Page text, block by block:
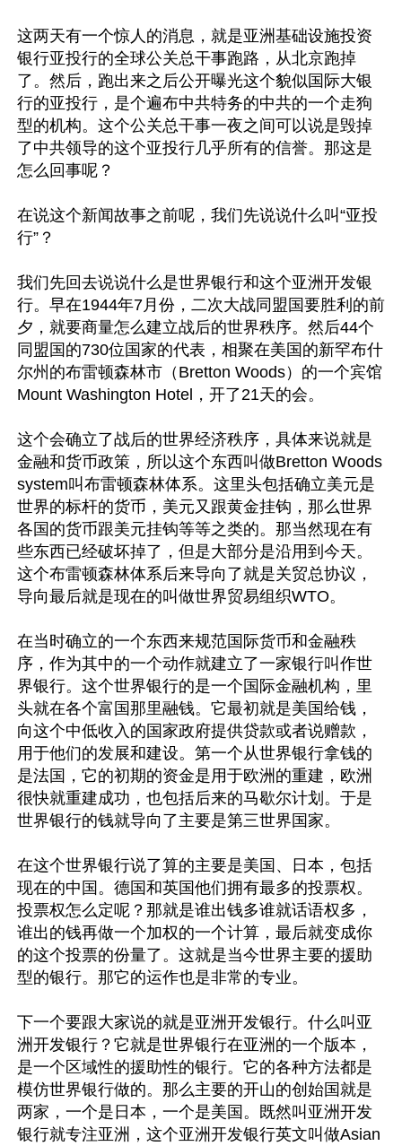
这两天有一个惊人的消息，就是亚洲基础设施投资
银行亚投行的全球公关总干事跑路，从北京跑掉
了。然后，跑出来之后公开曝光这个貌似国际大银
行的亚投行，是个遍布中共特务的中共的一个走狗
型的机构。这个公关总干事一夜之间可以说是毁掉
了中共领导的这个亚投行几乎所有的信誉。那这是
怎么回事呢？
在说这个新闻故事之前呢，我们先说说什么叫“亚投
行”？
我们先回去说说什么是世界银行和这个亚洲开发银
行。早在1944年7月份，二次大战同盟国要胜利的前
夕，就要商量怎么建立战后的世界秩序。然后44个
同盟国的730位国家的代表，相聚在美国的新罕布什
尔州的布雷顿森林市（Bretton Woods）的一个宾馆
Mount Washington Hotel，开了21天的会。
这个会确立了战后的世界经济秩序，具体来说就是
金融和货币政策，所以这个东西叫做Bretton Woods
system叫布雷顿森林体系。这里头包括确立美元是
世界的标杆的货币，美元又跟黄金挂钩，那么世界
各国的货币跟美元挂钩等等之类的。那当然现在有
些东西已经破坏掉了，但是大部分是沿用到今天。
这个布雷顿森林体系后来导向了就是关贸总协议，
导向最后就是现在的叫做世界贸易组织WTO。
在当时确立的一个东西来规范国际货币和金融秩
序，作为其中的一个动作就建立了一家银行叫作世
界银行。这个世界银行的是一个国际金融机构，里
头就在各个富国那里融钱。它最初就是美国给钱，
向这个中低收入的国家政府提供贷款或者说赠款，
用于他们的发展和建设。第一个从世界银行拿钱的
是法国，它的初期的资金是用于欧洲的重建，欧洲
很快就重建成功，也包括后来的马歇尔计划。于是
世界银行的钱就导向了主要是第三世界国家。
在这个世界银行说了算的主要是美国、日本，包括
现在的中国。德国和英国他们拥有最多的投票权。
投票权怎么定呢？那就是谁出钱多谁就话语权多，
谁出的钱再做一个加权的一个计算，最后就变成你
的这个投票的份量了。这就是当今世界主要的援助
型的银行。那它的运作也是非常的专业。
下一个要跟大家说的就是亚洲开发银行。什么叫亚
洲开发银行？它就是世界银行在亚洲的一个版本，
是一个区域性的援助性的银行。它的各种方法都是
模仿世界银行做的。那么主要的开山的创始国就是
两家，一个是日本，一个是美国。既然叫亚洲开发
银行就专注亚洲，这个亚洲开发银行英文叫做Asian